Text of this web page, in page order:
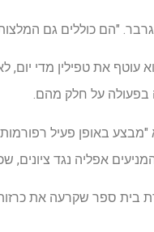
"הם כוללים גם
עוטף את טפילין מדי
בפעולה על חלק מהם.
באופן פעיל
אפליה נגד ציונים,
בית ספר שקרעה את